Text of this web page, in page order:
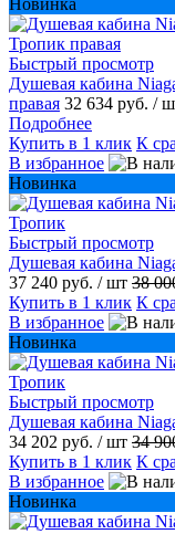
Быстрый просмотр
Душевая кабина
правая 32 634 руб. /
Подробнее
Купить в 1 клик К
В избранное
Новинка
Быстрый просмотр
Душевая кабина
37 240 руб. / шт 38
Купить в 1 клик К
В избранное
Новинка
Быстрый просмотр
Душевая кабина
34 202 руб. / шт 34
Купить в 1 клик К
В избранное
Новинка